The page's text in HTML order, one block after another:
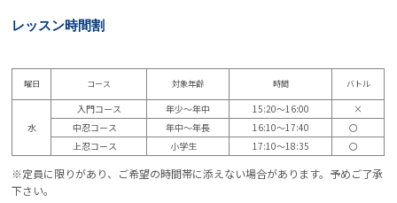
レッスン時間割
曜日 コース 対象年齢 時間 バトル
水
入門コース 年少～年中 15:20～16:00
×
中忍コース
年中～年長 16:10～17:40
〇
上忍コース
小学生 17:10～18:35 〇
※定員に限りがあり、ご希望の時間帯に添えない場合があります。予めご了承
下さい。